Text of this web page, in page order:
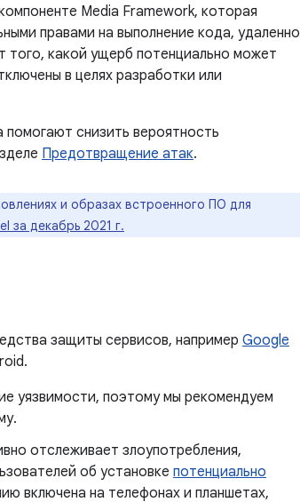
Media Framework, которая
правами на выполнение кода, удаленно
того, какой ущерб потенциально может
в целях разработки или
снизить вероятность
Предотвращение атак.
и образах встроенного ПО для
за декабрь 2021 г.
защиты сервисов, например Google
уязвимости, поэтому мы рекомендуем
отслеживает злоупотребления,
об установке потенциально
включена на телефонах и планшетах,